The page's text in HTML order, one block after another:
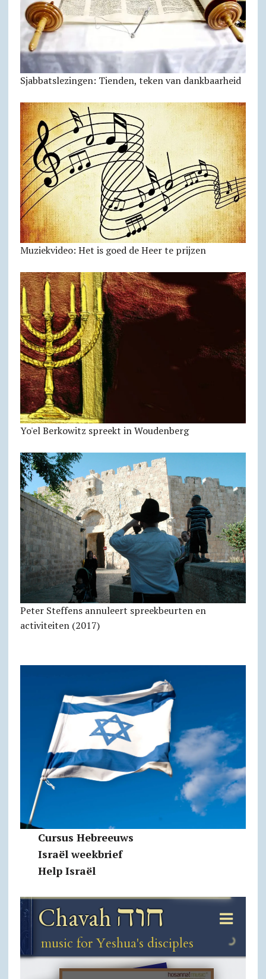
Sjabbats­lezingen: Tienden, teken van dankbaarheid
Muziekvideo: Het is goed de Heer te prijzen
Yo'el Berkowitz spreekt in Woudenberg
Peter Steffens annuleert spreekbeurten en
activiteiten (2017)
Cursus Hebreeuws
Israël weekbrief
Help Israël